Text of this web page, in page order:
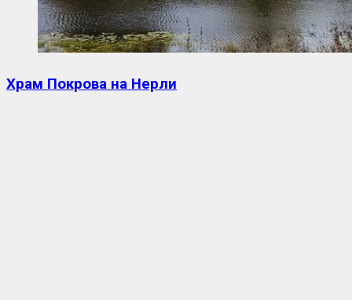
Храм Покрова на Нерли